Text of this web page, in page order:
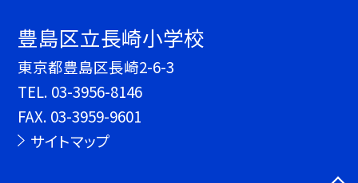
豊島区立長崎小学校
東京都豊島区長崎2-6-3
TEL. 03-3956-8146
FAX. 03-3959-9601
サイトマップ